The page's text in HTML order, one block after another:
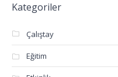
Kategoriler
Çalıştay
Eğitim